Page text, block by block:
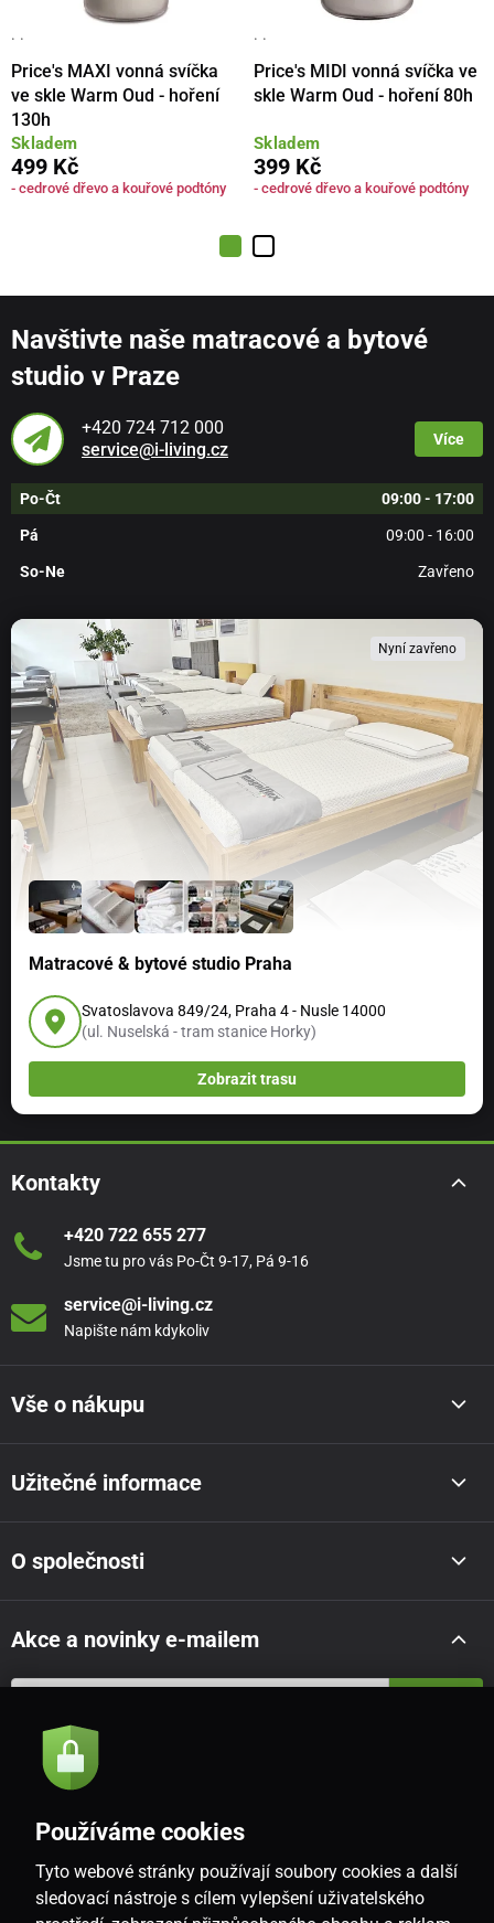
· ·
Price's MAXI vonná svíčka
ve skle Warm Oud - hoření
130h
Skladem
499 Kč
- cedrové dřevo a kouřové podtóny
· ·
Price's MIDI vonná svíčka ve
skle Warm Oud - hoření 80h
Skladem
399 Kč
- cedrové dřevo a kouřové podtóny
Navštivte naše matracové a bytové
studio v Praze
+420 724 712 000
service@i-living.cz
Více
Po-Čt 09:00 - 17:00
Pá 09:00 - 16:00
So-Ne Zavřeno
Nyní zavřeno
Matracové & bytové studio Praha
Svatoslavova 849/24, Praha 4 - Nusle 14000
(ul. Nuselská - tram stanice Horky)
Zobrazit trasu
Kontakty
+420 722 655 277
Jsme tu pro vás Po-Čt 9-17, Pá 9-16
service@i-living.cz
Napište nám kdykoliv
Vše o nákupu
Užitečné informace
O společnosti
Akce a novinky e-mailem
Souhlasím se
CZ
Používáme cookies
Tyto webové stránky používají soubory cookies a další
sledovací nástroje s cílem vylepšení uživatelského